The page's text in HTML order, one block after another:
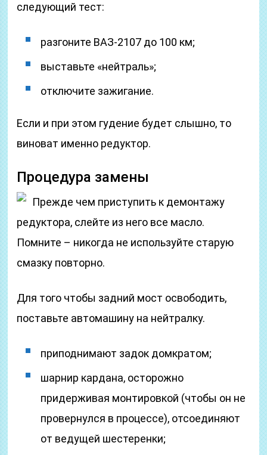
следующий тест:
разгоните ВАЗ-2107 до 100 км;
выставьте «нейтраль»;
отключите зажигание.
Если и при этом гудение будет слышно, то
виноват именно редуктор.
Процедура замены
Прежде чем приступить к демонтажу
редуктора, слейте из него все масло.
Помните – никогда не используйте старую
смазку повторно.
Для того чтобы задний мост освободить,
поставьте автомашину на нейтралку.
приподнимают задок домкратом;
шарнир кардана, осторожно
придерживая монтировкой (чтобы он не
провернулся в процессе), отсоединяют
от ведущей шестеренки;